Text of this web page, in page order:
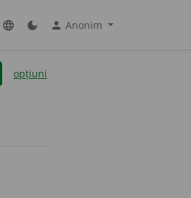
language dark_mode person Anonim
opțiuni